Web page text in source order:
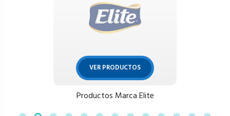
VER PRODUCTOS
Productos Marca Elite